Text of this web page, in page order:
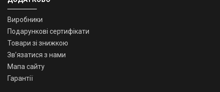
Виробники
Подарункові сертифікати
Товари зі знижкою
Зв’язатися з нами
Мапа сайту
Гарантії